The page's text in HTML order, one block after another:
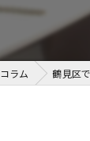
コラム 鶴見区